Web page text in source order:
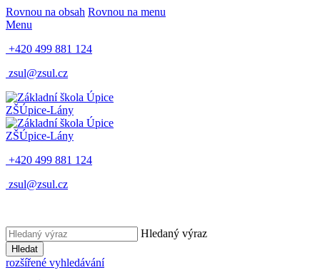
Rovnou na obsah Rovnou na menu
Menu
+420 499 881 124
zsul@zsul.cz
ZŠÚpice-Lány
ZŠÚpice-Lány
+420 499 881 124
zsul@zsul.cz
Hledaný výraz
Hledat
rozšířené vyhledávání